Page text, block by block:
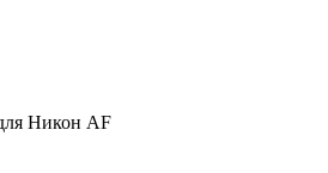
Никон AF